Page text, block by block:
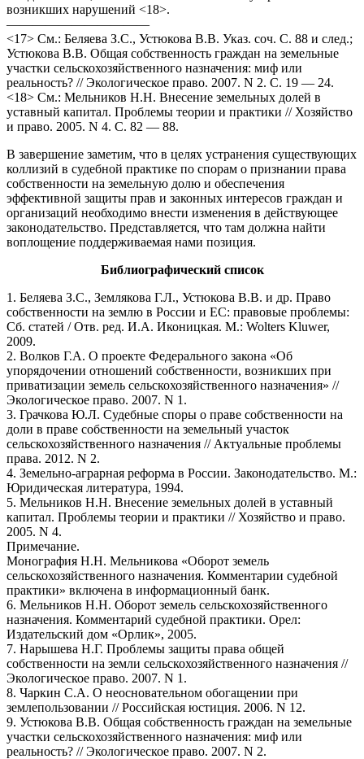
возникших нарушений <18>.
———————————
<17> См.: Беляева З.С., Устюкова В.В. Указ. соч. С. 88 и след.;
Устюкова В.В. Общая собственность граждан на земельные
участки сельскохозяйственного назначения: миф или
реальность? // Экологическое право. 2007. N 2. С. 19 — 24.
<18> См.: Мельников Н.Н. Внесение земельных долей в
уставный капитал. Проблемы теории и практики // Хозяйство
и право. 2005. N 4. С. 82 — 88.
В завершение заметим, что в целях устранения существующих
коллизий в судебной практике по спорам о признании права
собственности на земельную долю и обеспечения
эффективной защиты прав и законных интересов граждан и
организаций необходимо внести изменения в действующее
законодательство. Представляется, что там должна найти
воплощение поддерживаемая нами позиция.
Библиографический список
1. Беляева З.С., Землякова Г.Л., Устюкова В.В. и др. Право
собственности на землю в России и ЕС: правовые проблемы:
Сб. статей / Отв. ред. И.А. Иконицкая. М.: Wolters Kluwer,
2009.
2. Волков Г.А. О проекте Федерального закона «Об
упорядочении отношений собственности, возникших при
приватизации земель сельскохозяйственного назначения» //
Экологическое право. 2007. N 1.
3. Грачкова Ю.Л. Судебные споры о праве собственности на
доли в праве собственности на земельный участок
сельскохозяйственного назначения // Актуальные проблемы
права. 2012. N 2.
4. Земельно-аграрная реформа в России. Законодательство. М.:
Юридическая литература, 1994.
5. Мельников Н.Н. Внесение земельных долей в уставный
капитал. Проблемы теории и практики // Хозяйство и право.
2005. N 4.
Примечание.
Монография Н.Н. Мельникова «Оборот земель
сельскохозяйственного назначения. Комментарии судебной
практики» включена в информационный банк.
6. Мельников Н.Н. Оборот земель сельскохозяйственного
назначения. Комментарий судебной практики. Орел:
Издательский дом «Орлик», 2005.
7. Нарышева Н.Г. Проблемы защиты права общей
собственности на земли сельскохозяйственного назначения //
Экологическое право. 2007. N 1.
8. Чаркин С.А. О неосновательном обогащении при
землепользовании // Российская юстиция. 2006. N 12.
9. Устюкова В.В. Общая собственность граждан на земельные
участки сельскохозяйственного назначения: миф или
реальность? // Экологическое право. 2007. N 2.